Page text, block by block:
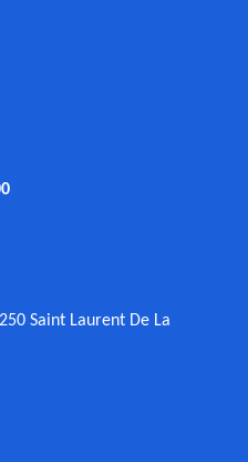
Saint Laurent De La